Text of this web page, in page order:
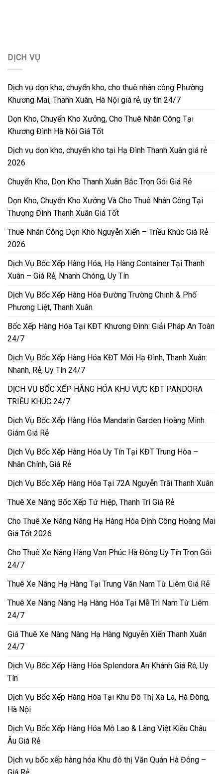
DỊCH VỤ
Dịch vụ dọn kho, chuyển kho, cho thuê nhân công Phường
Khương Mai, Thanh Xuân, Hà Nội giá rẻ, uy tín 24/7
Dọn Kho, Chuyển Kho Xưởng, Cho Thuê Nhân Công Tại
Khương Đình Hà Nội Giá Tốt
Dịch vụ dọn kho, chuyển kho tại Hạ Đình Thanh Xuân giá rẻ
2026
Chuyển Kho, Dọn Kho Thanh Xuân Bắc Trọn Gói Giá Rẻ
Dọn Kho, Chuyển Kho Xưởng Và Cho Thuê Nhân Công Tại
Thượng Đình Thanh Xuân Giá Tốt
Thuê Nhân Công Dọn Kho Nguyễn Xiển – Triều Khúc Giá Rẻ
2026
Dịch Vụ Bốc Xếp Hàng Hóa, Hạ Hàng Container Tại Thanh
Xuân – Giá Rẻ, Nhanh Chóng, Uy Tín
Dịch Vụ Bốc Xếp Hàng Hóa Đường Trường Chinh & Phố
Phương Liệt, Thanh Xuân
Bốc Xếp Hàng Hóa Tại KĐT Khương Đình: Giải Pháp An Toàn
24/7
Dịch Vụ Bốc Xếp Hàng Hóa KĐT Mới Hạ Đình, Thanh Xuân:
Nhanh, Rẻ, Uy Tín 24/7
DỊCH VỤ BỐC XẾP HÀNG HÓA KHU VỰC KĐT PANDORA
TRIỀU KHÚC 24/7
Dịch Vụ Bốc Xếp Hàng Hóa Mandarin Garden Hoàng Minh
Giám Giá Rẻ
Dịch Vụ Bốc Xếp Hàng Hóa Uy Tín Tại KĐT Trung Hòa –
Nhân Chính, Giá Rẻ
Dịch Vụ Bốc Xếp Hàng Hóa Tại 72A Nguyễn Trãi Thanh Xuân
Thuê Xe Nâng Bốc Xếp Tứ Hiệp, Thanh Trì Giá Rẻ
Cho Thuê Xe Nâng Nâng Hạ Hàng Hóa Định Công Hoàng Mai
Giá Tốt 2026
Cho Thuê Xe Nâng Hàng Vạn Phúc Hà Đông Uy Tín Trọn Gói
24/7
Thuê Xe Nâng Hạ Hàng Tại Trung Văn Nam Từ Liêm Giá Rẻ
Thuê Xe Nâng Nâng Hạ Hàng Hóa Tại Mễ Trì Nam Từ Liêm
24/7
Giá Thuê Xe Nâng Nâng Hạ Hàng Nguyễn Xiển Thanh Xuân
24/7
Dịch Vụ Bốc Xếp Hàng Hóa Splendora An Khánh Giá Rẻ, Uy
Tín
Dịch Vụ Bốc Xếp Hàng Hóa Tại Khu Đô Thị Xa La, Hà Đông,
Hà Nội
Dịch Vụ Bốc Xếp Hàng Hóa Mỗ Lao & Làng Việt Kiều Châu
Âu Giá Rẻ
Dịch vụ bốc xếp hàng hóa Khu đô thị Văn Quán Hà Đông –